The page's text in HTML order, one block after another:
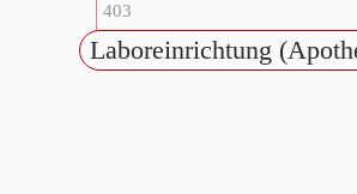
403
Laboreinrichtung